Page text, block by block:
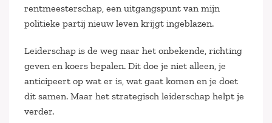
rentmeesterschap, een uitgangspunt van mijn
politieke partij nieuw leven krijgt ingeblazen.
Leiderschap is de weg naar het onbekende, richting
geven en koers bepalen. Dit doe je niet alleen, je
anticipeert op wat er is, wat gaat komen en je doet
dit samen. Maar het strategisch leiderschap helpt je
verder.